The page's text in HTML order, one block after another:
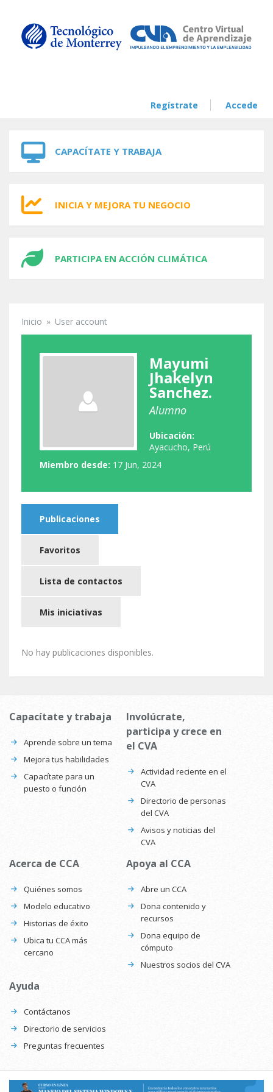
Regístrate Accede
CAPACÍTATE Y TRABAJA
INICIA Y MEJORA TU NEGOCIO
PARTICIPA EN ACCIÓN CLIMÁTICA
Se encuentra usted aquí
Inicio » User account
Mayumi
Jhakelyn
Sanchez.
Alumno
Ubicación:
Ayacucho, Perú
Miembro desde: 17 Jun, 2024
Publicaciones
Favoritos
Lista de contactos
Mis iniciativas
No hay publicaciones disponibles.
Capacítate y trabaja
Aprende sobre un tema
Mejora tus habilidades
Capacítate para un
puesto o función
Involúcrate,
participa y crece en
el CVA
Actividad reciente en el
CVA
Directorio de personas
del CVA
Avisos y noticias del
CVA
Acerca de CCA
Quiénes somos
Modelo educativo
Historias de éxito
Ubica tu CCA más
cercano
Apoya al CCA
Abre un CCA
Dona contenido y
recursos
Dona equipo de
cómputo
Nuestros socios del CVA
Ayuda
Contáctanos
Directorio de servicios
Preguntas frecuentes